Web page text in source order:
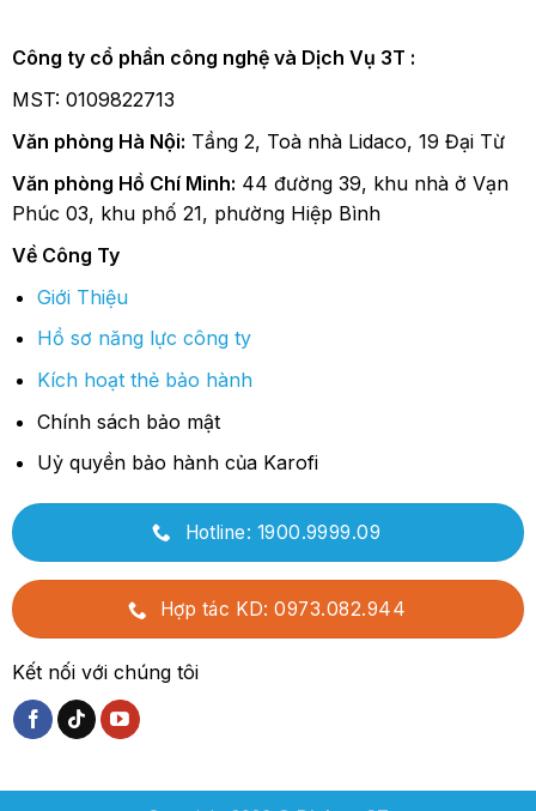
Công ty cổ phần công nghệ và Dịch Vụ 3T :
MST: 0109822713
Văn phòng Hà Nội: Tầng 2, Toà nhà Lidaco, 19 Đại Từ
Văn phòng Hồ Chí Minh: 44 đường 39, khu nhà ở Vạn
Phúc 03, khu phố 21, phường Hiệp Bình
Về Công Ty
Giới Thiệu
Hồ sơ năng lực công ty
Kích hoạt thẻ bảo hành
Chính sách bảo mật
Uỷ quyền bảo hành của Karofi
Hotline: 1900.9999.09
Hợp tác KD: 0973.082.944
Kết nối với chúng tôi